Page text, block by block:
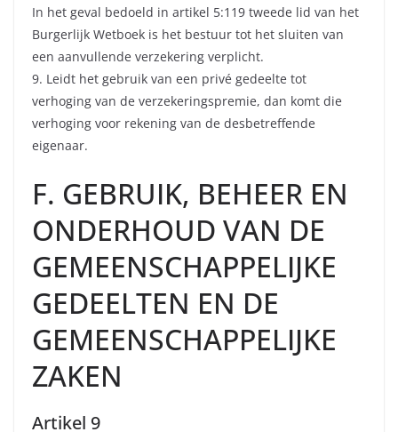
In het geval bedoeld in artikel 5:119 tweede lid van het
Burgerlijk Wetboek is het bestuur tot het sluiten van
een aanvullende verzekering verplicht.
9. Leidt het gebruik van een privé gedeelte tot
verhoging van de verzekeringspremie, dan komt die
verhoging voor rekening van de desbetreffende
eigenaar.
F. GEBRUIK, BEHEER EN
ONDERHOUD VAN DE
GEMEENSCHAPPELIJKE
GEDEELTEN EN DE
GEMEENSCHAPPELIJKE
ZAKEN
Artikel 9